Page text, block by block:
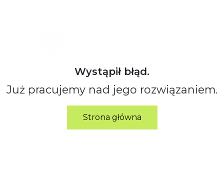
Wystąpił błąd.
Już pracujemy nad jego rozwiązaniem.
Strona główna